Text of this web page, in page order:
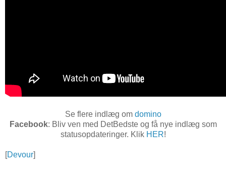
Se flere indlæg om domino
Facebook: Bliv ven med DetBedste og få nye indlæg som
statusopdateringer. Klik HER!
[Devour]